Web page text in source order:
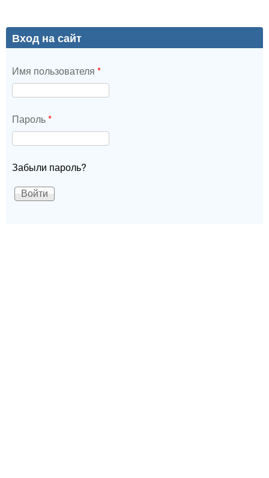
Вход на сайт
Имя пользователя *
Пароль*
Забыли пароль?